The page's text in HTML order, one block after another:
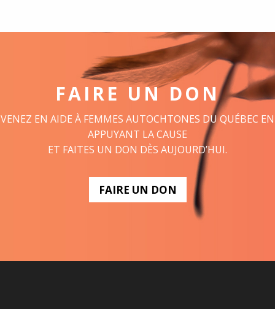
FAIRE UN DON
VENEZ EN AIDE À FEMMES AUTOCHTONES DU QUÉBEC EN
APPUYANT LA CAUSE
ET FAITES UN DON DÈS AUJOURD’HUI.
FAIRE UN DON